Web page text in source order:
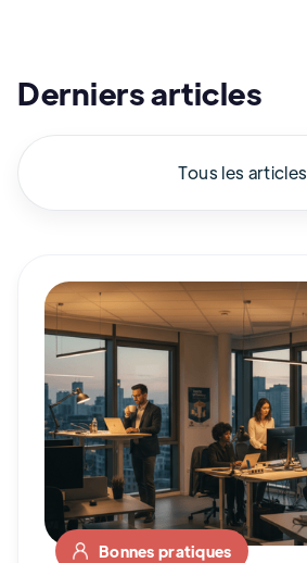
Derniers articles
Tous les articles
Bonnes pratiques